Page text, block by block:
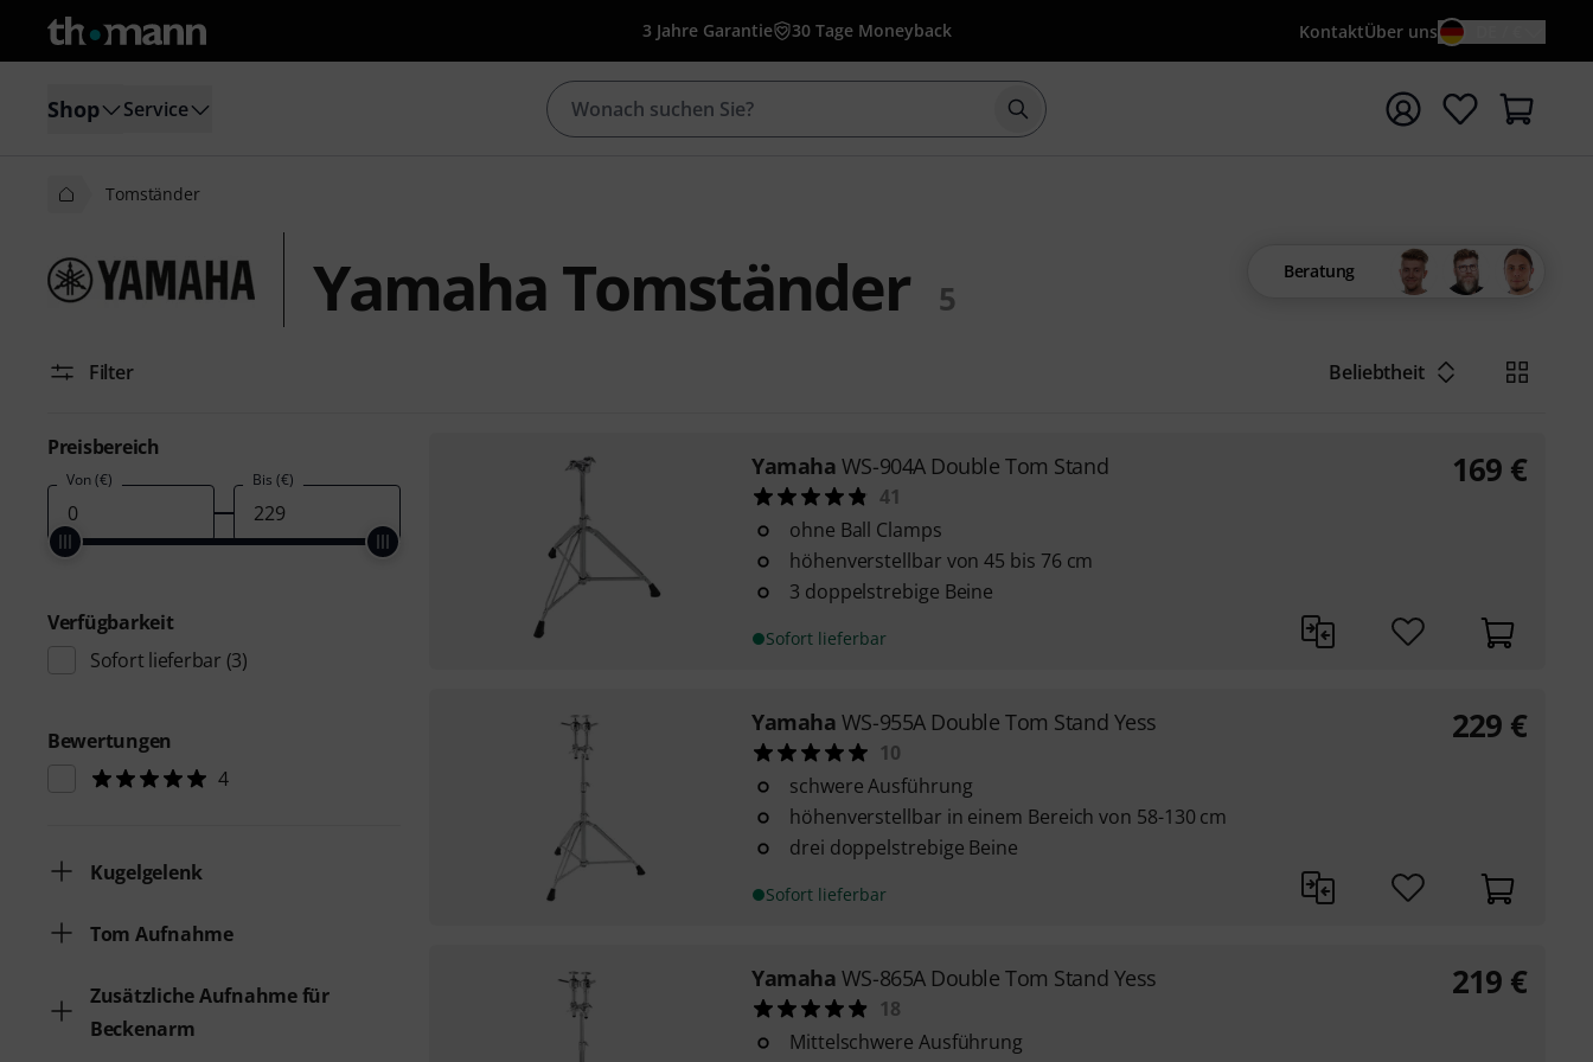
3 Jahre Garantie 30 Tage Moneyback KontaktÜber uns
Shop Service Suche mit Suchwort {searchTerm} starten
Tomständer
Yamaha Tomständer 5
Beratung
Filter Beliebtheit
Preisbereich
Von (€) Bis (€)
Verfügbarkeit
Sofort lieferbar (3)
Bewertungen
4
Kugelgelenk
Tom Aufnahme
Zusätzliche Aufnahme für
Beckenarm
Yamaha WS-904A Double Tom Stand
41
ohne Ball Clamps
höhenverstellbar von 45 bis 76 cm
3 doppelstrebige Beine
Sofort lieferbar
169 €
Yamaha WS-955A Double Tom Stand Yess
10
schwere Ausführung
höhenverstellbar in einem Bereich von 58-130 cm
drei doppelstrebige Beine
Sofort lieferbar
229 €
Yamaha WS-865A Double Tom Stand Yess
18
Mittelschwere Ausführung
219 €